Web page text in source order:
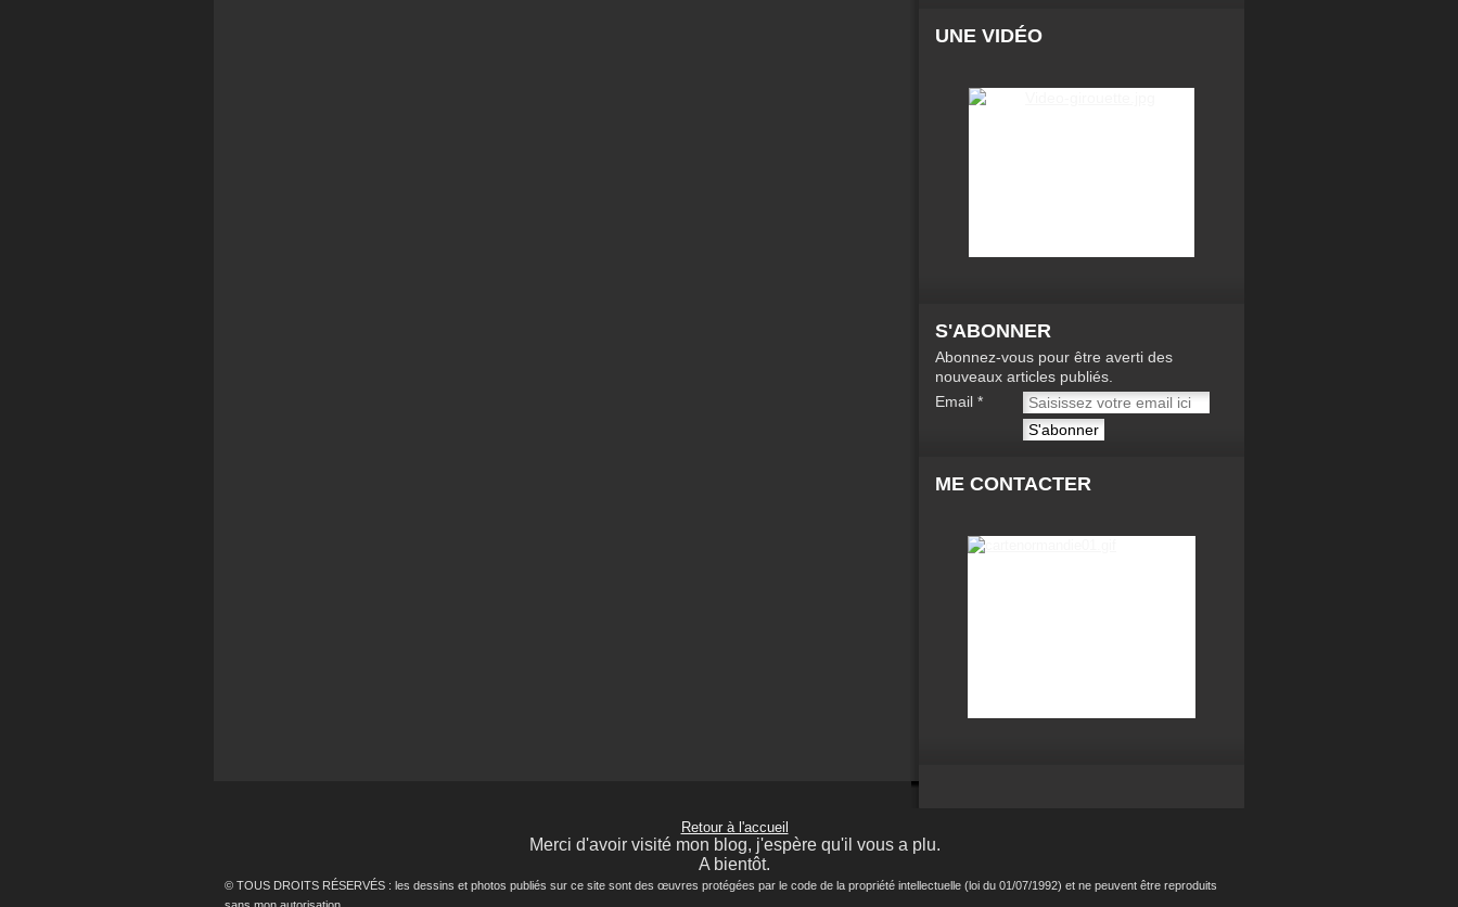
UNE VIDÉO
S'ABONNER
Abonnez-vous pour être averti des
nouveaux articles publiés.
Email
ME CONTACTER
Retour à l'accueil
Merci d'avoir visité mon blog, j'espère qu'il vous a plu.
A bientôt.
© TOUS DROITS RÉSERVÉS : les dessins et photos publiés sur ce site sont des œuvres protégées par le code de la propriété intellectuelle (loi du 01/07/1992) et ne peuvent être reproduits